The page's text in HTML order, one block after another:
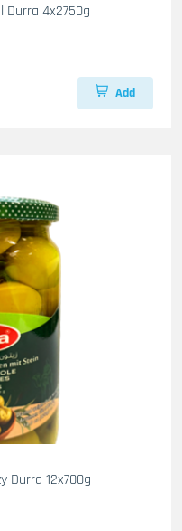
EG. Oliven Gruen Aegyptisch Picual Durra 4x2750g
Add
Aegyptisch Ejeezy Durra 12x700g